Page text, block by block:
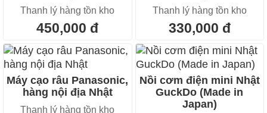
Thanh lý hàng tồn kho
450,000 đ
Thanh lý hàng tồn kho
330,000 đ
Máy cạo râu Panasonic,
hàng nội địa Nhật
Thanh lý hàng tồn kho
Nồi cơm điện mini Nhật
GuckDo (Made in
Japan)